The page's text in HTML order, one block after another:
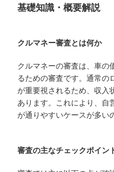
基礎知識・概要解説
クルマネー審査とは何か
クルマネーの審査は、車の
るための審査です。通常の
が重要視されるため、収入
あります。これにより、自
が通りやすいケースが多い
審査の主なチェックポイン